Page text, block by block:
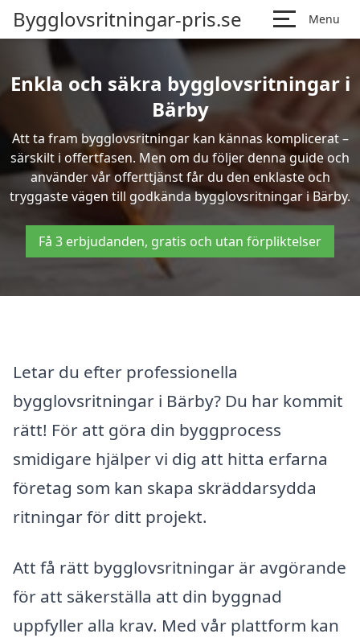
Bygglovsritningar-pris.se Menu
Enkla och säkra bygglovsritningar i
Bärby
Att ta fram bygglovsritningar kan kännas komplicerat –
särskilt i offertfasen. Men om du följer denna guide och
använder vår offerttjänst får du den enklaste och
tryggaste vägen till godkända bygglovsritningar i Bärby.
Få 3 erbjudanden, gratis och utan förpliktelser
Letar du efter professionella
bygglovsritningar i Bärby? Du har kommit
rätt! För att göra din byggprocess
smidigare hjälper vi dig att hitta erfarna
företag som kan skapa skräddarsydda
ritningar för ditt projekt.
Att få rätt bygglovsritningar är avgörande
för att säkerställa att din byggnad
uppfyller alla krav. Med vår plattform kan